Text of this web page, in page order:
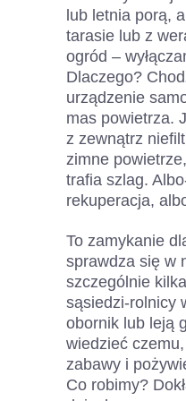
lub letnia porą,
tarasie lub z
ogród –
Dlaczego?
urządzenie
mas powietrza.
z zewnątrz
zimne
trafia szlag.
rekuperacja,
To zamykanie
sprawdza się w
szczególnie
sąsiedzi-rolnicy
obornik lub leją
wiedzieć
zabawy i
Co robimy?